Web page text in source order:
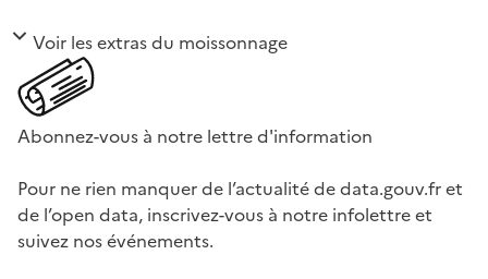
Voir les extras du moissonnage
Abonnez-vous à notre lettre d'information
Pour ne rien manquer de l’actualité de data.gouv.fr et
de l’open data, inscrivez-vous à notre infolettre et
suivez nos événements.